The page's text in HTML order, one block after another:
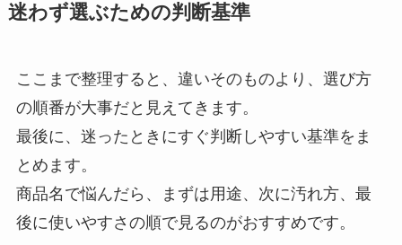
迷わず選ぶための判断基準
ここまで整理すると、違いそのものより、選び方
の順番が大事だと見えてきます。
最後に、迷ったときにすぐ判断しやすい基準をま
とめます。
商品名で悩んだら、まずは用途、次に汚れ方、最
後に使いやすさの順で見るのがおすすめです。